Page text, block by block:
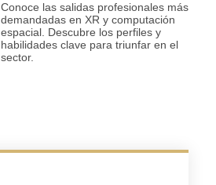
Conoce las salidas profesionales más
demandadas en XR y computación
espacial. Descubre los perfiles y
habilidades clave para triunfar en el
sector.